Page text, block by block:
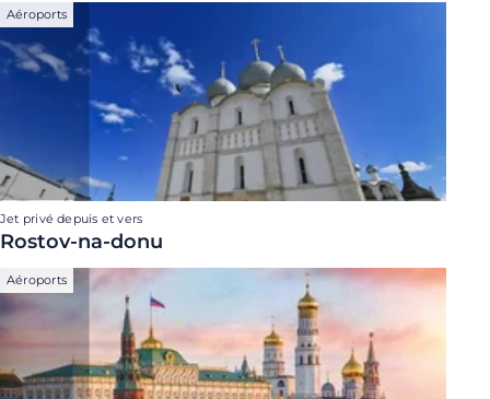
Aéroports
Jet privé depuis et vers
Rostov-na-donu
Aéroports